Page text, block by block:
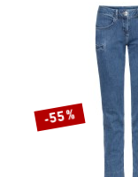
-55 %